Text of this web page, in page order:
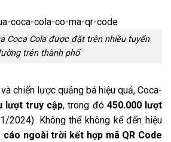
Coca Cola được đặt trên nhiều tuyến
trên thành phố
chiến lược quảng bá hiệu quả, Coca-
lượt truy cập, trong đó 450.000 lượt
2024). Không thể không kể đến hiệu
cáo ngoài trời kết hợp mã QR Code